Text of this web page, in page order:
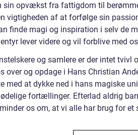
sin opvækst fra fattigdom til
vigtigheden af at forfølge sin
finde magi og inspiration i selv de
lever videre og vil forblive med
og samlere er der intet tvivl
over og opdage i Hans Christian
med at dykke ned i hans magiske
fortællinger. Efterlad aldrig
os om, at vi alle har brug for